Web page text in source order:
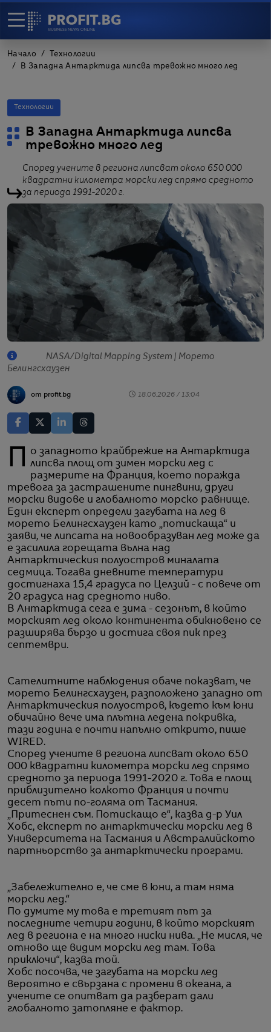
Начало
Технологии
В Западна Антарктида липсва тревожно много лед
Технологии
В Западна Антарктида липсва
тревожно много лед
Според учените в региона липсват около 650 000
квадратни километра морски лед спрямо средното
за периода 1991-2020 г.
NASA/Digital Mapping System | Морето
Белингсхаузен
от profit.bg 18.06.2026 / 13:04
По западното крайбрежие на Антарктида липсва площ от зимен морски лед с
размерите на Франция, което поражда
тревога за застрашените пингвини, други
морски видове и глобалното морско равнище.
Един експерт определи загубата на лед в
морето Белингсхаузен като „потискаща“ и
заяви, че липсата на новообразуван лед може да
е засилила горещата вълна над
Антарктическия полуостров миналата
седмица. Тогава дневните температури
достигнаха 15,4 градуса по Целзий - с повече от
20 градуса над средното ниво.
В Антарктида сега е зима - сезонът, в който
морският лед около континента обикновено се
разширява бързо и достига своя пик през
септември.
Сателитните наблюдения обаче показват, че
морето Белингсхаузен, разположено западно от
Антарктическия полуостров, където към юни
обичайно вече има плътна ледена покривка,
тази година е почти напълно открито, пише
WIRED.
Според учените в региона липсват около 650
000 квадратни километра морски лед спрямо
средното за периода 1991-2020 г. Това е площ
приблизително колкото Франция и почти
десет пъти по-голяма от Тасмания.
„Притеснен съм. Потискащо е“, казва д-р Уил
Хобс, експерт по антарктически морски лед в
Университета на Тасмания и Австралийското
партньорство за антарктически програми.
„Забележително е, че сме в юни, а там няма
морски лед.“
По думите му това е третият път за
последните четири години, в който морският
лед в региона е на много ниски нива. „Не мисля, че
отново ще видим морски лед там. Това
приключи“, казва той.
Хобс посочва, че загубата на морски лед
вероятно е свързана с промени в океана, а
учените се опитват да разберат дали
глобалното затопляне е фактор.